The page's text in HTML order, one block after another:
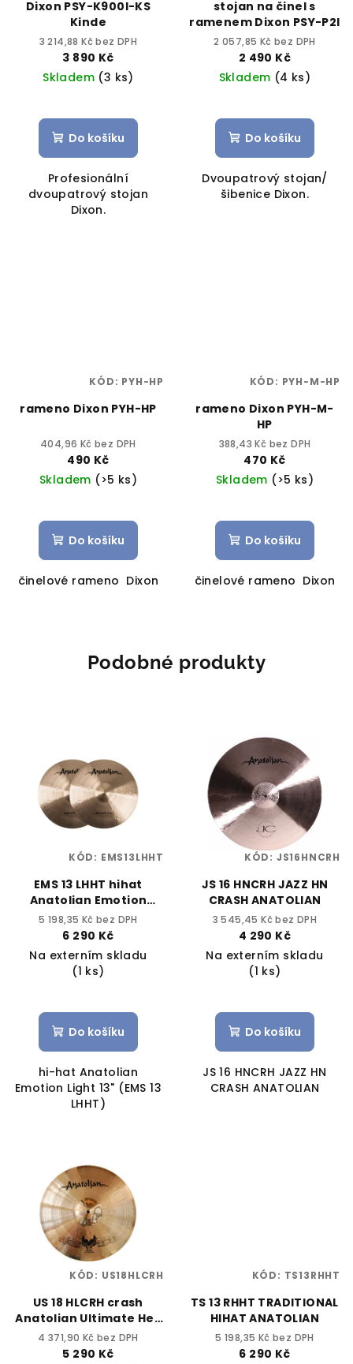
Dixon PSY-K900I-KS
Kinde
3 214,88 Kč bez DPH
3 890 Kč
Skladem (3 ks)
Do košíku
Profesionální
dvoupatrový stojan
Dixon.
stojan na činel s
ramenem Dixon PSY-P2I
2 057,85 Kč bez DPH
2 490 Kč
Skladem (4 ks)
Do košíku
Dvoupatrový stojan/
šibenice Dixon.
rameno Dixon PYH-HP
404,96 Kč bez DPH
490 Kč
Skladem (>5 ks)
Do košíku
činelové rameno Dixon
KÓD: PYH-HP
rameno Dixon PYH-M-
HP
388,43 Kč bez DPH
470 Kč
Skladem (>5 ks)
Do košíku
činelové rameno Dixon
KÓD: PYH-M-HP
Podobné produkty
EMS 13 LHHT hihat
Anatolian Emotion
Light 13"
5 198,35 Kč bez DPH
6 290 Kč
Na externím skladu
(1 ks)
Do košíku
hi-hat Anatolian
Emotion Light 13" (EMS 13
LHHT)
KÓD: EMS13LHHT
JS 16 HNCRH JAZZ HN
CRASH ANATOLIAN
3 545,45 Kč bez DPH
4 290 Kč
Na externím skladu
(1 ks)
Do košíku
JS 16 HNCRH JAZZ HN
CRASH ANATOLIAN
KÓD: JS16HNCRH
US 18 HLCRH crash
Anatolian Ultimate Hell
18"
4 371,90 Kč bez DPH
5 290 Kč
KÓD: US18HLCRH
TS 13 RHHT TRADITIONAL
HIHAT ANATOLIAN
5 198,35 Kč bez DPH
6 290 Kč
KÓD: TS13RHHT